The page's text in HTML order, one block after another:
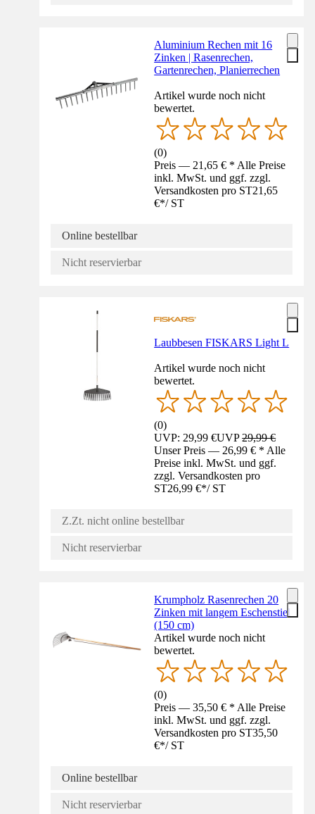
Aluminium Rechen mit 16
Zinken | Rasenrechen,
Gartenrechen, Planierrechen
Artikel wurde noch nicht
bewertet.
(0)
Preis — 21,65 € * Alle Preise
inkl. MwSt. und ggf. zzgl.
Versandkosten pro ST21,65
€*/ ST
Online bestellbar
Nicht reservierbar
Laubbesen FISKARS Light L
Artikel wurde noch nicht
bewertet.
(0)
UVP: 29,99 €UVP29,99 €
Unser Preis — 26,99 € * Alle
Preise inkl. MwSt. und ggf.
zzgl. Versandkosten pro
ST26,99 €*/ ST
Z.Zt. nicht online bestellbar
Nicht reservierbar
Krumpholz Rasenrechen 20
Zinken mit langem Eschenstiel
(150 cm)
Artikel wurde noch nicht
bewertet.
(0)
Preis — 35,50 € * Alle Preise
inkl. MwSt. und ggf. zzgl.
Versandkosten pro ST35,50
€*/ ST
Online bestellbar
Nicht reservierbar